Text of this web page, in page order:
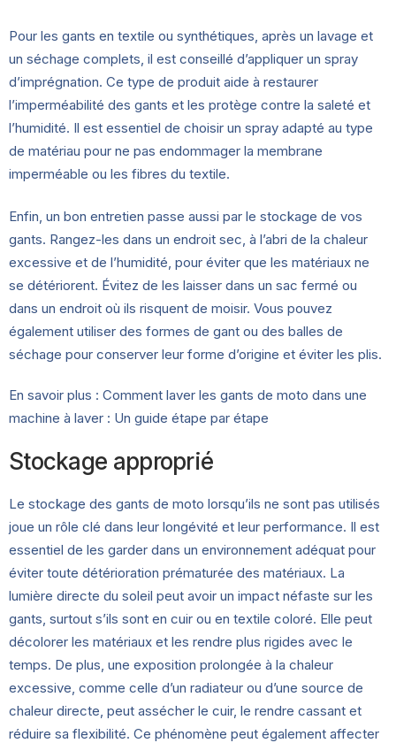
Pour les gants en textile ou synthétiques, après un lavage et
un séchage complets, il est conseillé d’appliquer un spray
d’imprégnation. Ce type de produit aide à restaurer
l’imperméabilité des gants et les protège contre la saleté et
l’humidité. Il est essentiel de choisir un spray adapté au type
de matériau pour ne pas endommager la membrane
imperméable ou les fibres du textile.
Enfin, un bon entretien passe aussi par le stockage de vos
gants. Rangez-les dans un endroit sec, à l’abri de la chaleur
excessive et de l’humidité, pour éviter que les matériaux ne
se détériorent. Évitez de les laisser dans un sac fermé ou
dans un endroit où ils risquent de moisir. Vous pouvez
également utiliser des formes de gant ou des balles de
séchage pour conserver leur forme d’origine et éviter les plis.
En savoir plus : Comment laver les gants de moto dans une
machine à laver : Un guide étape par étape
Stockage approprié
Le stockage des gants de moto lorsqu’ils ne sont pas utilisés
joue un rôle clé dans leur longévité et leur performance. Il est
essentiel de les garder dans un environnement adéquat pour
éviter toute détérioration prématurée des matériaux. La
lumière directe du soleil peut avoir un impact néfaste sur les
gants, surtout s’ils sont en cuir ou en textile coloré. Elle peut
décolorer les matériaux et les rendre plus rigides avec le
temps. De plus, une exposition prolongée à la chaleur
excessive, comme celle d’un radiateur ou d’une source de
chaleur directe, peut assécher le cuir, le rendre cassant et
réduire sa flexibilité. Ce phénomène peut également affecter